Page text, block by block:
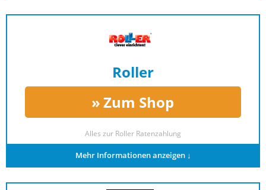
Roller
Zum Shop
Alles zur Roller Ratenzahlung
Mehr Informationen anzeigen ↓